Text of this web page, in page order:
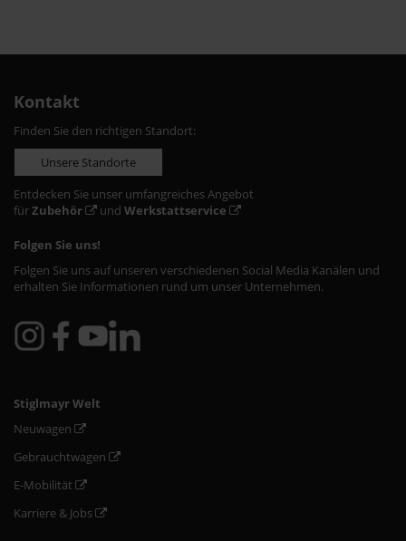
Kontakt
Finden Sie den richtigen Standort:
Unsere Standorte
Entdecken Sie unser umfangreiches Angebot
fürZubehör und Werkstattservice
Folgen Sie uns!
Folgen Sie uns auf unseren verschiedenen Social Media Kanälen und
erhalten Sie Informationen rund um unser Unternehmen.
Stiglmayr Welt
Neuwagen
Gebrauchtwagen
E-Mobilität
Karriere & Jobs